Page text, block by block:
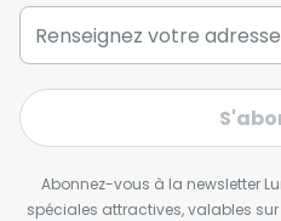
Abonnez-vous à la newsletter
spéciales attractives, valables